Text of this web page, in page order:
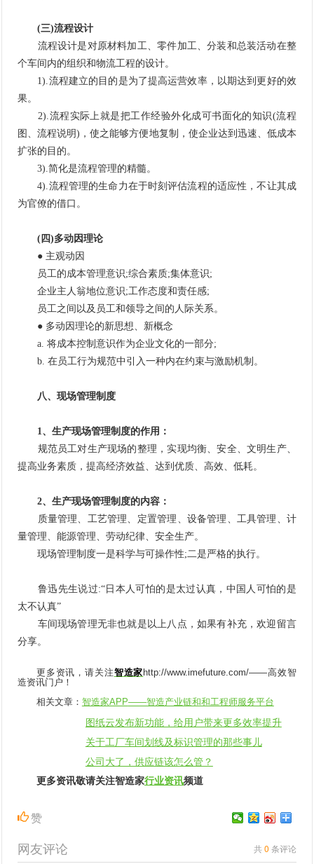
(三)流程设计
流程设计是对原材料加工、零件加工、分装和总装活动在整
个车间内的组织和物流工程的设计。
1).流程建立的目的是为了提高运营效率，以期达到更好的效
果。
2).流程实际上就是把工作经验外化成可书面化的知识(流程
图、流程说明)，使之能够方便地复制，使企业达到迅速、低成本
扩张的目的。
3).简化是流程管理的精髓。
4).流程管理的生命力在于时刻评估流程的适应性，不让其成
为官僚的借口。
(四)多动因理论
● 主观动因
员工的成本管理意识;综合素质;集体意识;
企业主人翁地位意识;工作态度和责任感;
员工之间以及员工和领导之间的人际关系。
● 多动因理论的新思想、新概念
a. 将成本控制意识作为企业文化的一部分;
b. 在员工行为规范中引入一种内在约束与激励机制。
八、现场管理制度
1、生产现场管理制度的作用：
规范员工对生产现场的整理，实现均衡、安全、文明生产、
提高业务素质，提高经济效益、达到优质、高效、低耗。
2、生产现场管理制度的内容：
质量管理、工艺管理、定置管理、设备管理、工具管理、计
量管理、能源管理、劳动纪律、安全生产。
现场管理制度一是科学与可操作性;二是严格的执行。
鲁迅先生说过:“日本人可怕的是太过认真，中国人可怕的是
太不认真”
车间现场管理无非也就是以上八点，如果有补充，欢迎留言
分享。
更多资讯，请关注智造家 http://www.imefuture.com/——高效智
造资讯门户！
相关文章： 智造家APP——智造产业链和和工程师服务平台
图纸云发布新功能，给用户带来更多效率提升
关于工厂车间划线及标识管理的那些事儿
公司大了，供应链该怎么管？
更多资讯敬请关注智造家行业资讯频道
赞
网友评论 共0 条评论